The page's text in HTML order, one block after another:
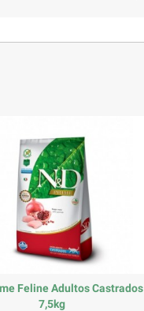
Feline Adultos Castrados
7,5kg